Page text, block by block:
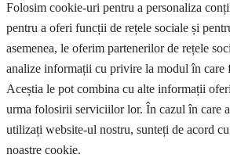
Folosim cookie-uri pentru a personaliza
pentru a oferi funcții de rețele sociale și
asemenea, le oferim partenerilor de rețele
analize informații cu privire la modul în care
Aceștia le pot combina cu alte informații
urma folosirii serviciilor lor. În cazul în care
utilizați website-ul nostru, sunteți de acord
noastre cookie.